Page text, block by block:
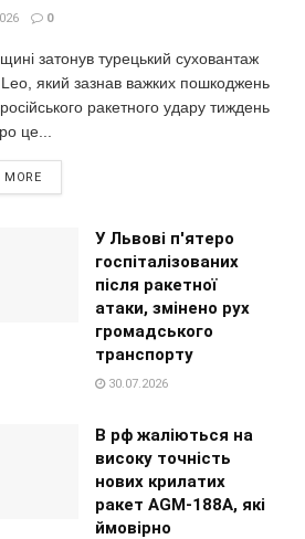
0
затонув турецький суховантаж
який зазнав важких пошкоджень
ракетного удару тиждень
це...
MORE
У Львові п'ятеро
госпіталізованих
після ракетної
атаки, змінено рух
громадського
транспорту
30.07.2026
В рф жаліються на
високу точність
нових крилатих
ракет AGM-188A, які
ймовірно